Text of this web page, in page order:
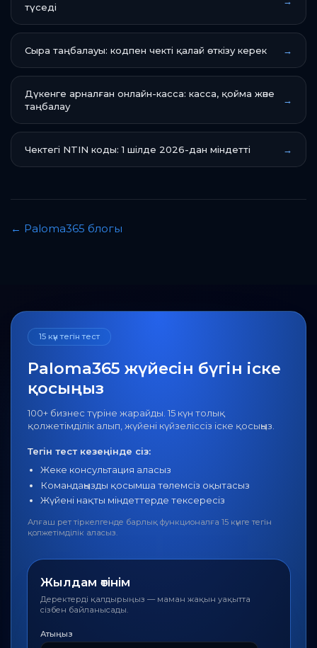
түседі
Сыра таңбалауы: кодпен чекті қалай өткізу керек →
Дүкенге арналған онлайн-касса: касса, қойма және
таңбалау
→
Чектегі NTIN коды: 1 шілде 2026-дан міндетті →
← Paloma365 блогы
15 күн тегін тест
Paloma365 жүйесін бүгін іске
қосыңыз
100+ бизнес түріне жарайды. 15 күн толық
қолжетімділік алып, жүйені күйзеліссіз іске қосыңыз.
Тегін тест кезеңінде сіз:
Жеке консультация аласыз
Командаңызды қосымша төлемсіз оқытасыз
Жүйені нақты міндеттерде тексересіз
Алғаш рет тіркелгенде барлық функционалға 15 күнге тегін
қолжетімділік аласыз.
Жылдам өтінім
Деректерді қалдырыңыз — маман жақын уақытта
сізбен байланысады.
Атыңыз